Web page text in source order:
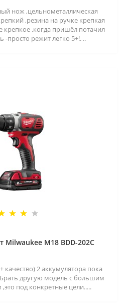
нож ,цельнометаллическая
,резина на ручке крепкая
крепкое .когда пришёл потачил
просто режит легко 5+!. ..
M18 BDD-202C
качество) 2 аккумулятора пока
другую модель с большим
под конкретные цели.....